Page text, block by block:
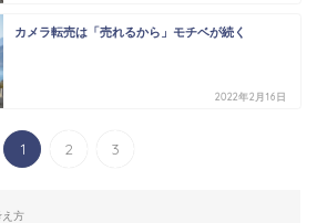
カメラ転売は「売れるから」モチベが続く
2022年2月16日
1 2 3
え方